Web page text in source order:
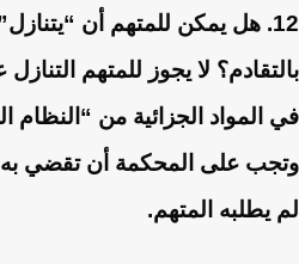
12. هل يمكن للمتهم أن
بالتقادم؟ لا يجوز للمتهم التنازل
في المواد الجزائية من “النظام
وتجب على المحكمة أن تقضي به
لم يطلبه المتهم.